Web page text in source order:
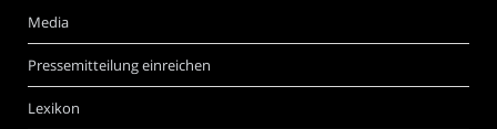
Media
Pressemitteilung einreichen
Lexikon